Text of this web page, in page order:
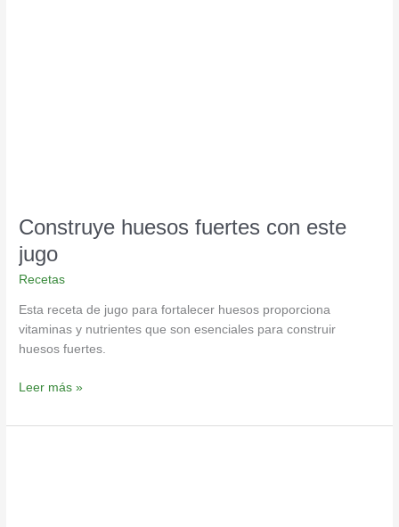
Construye huesos fuertes con este
jugo
Recetas
Esta receta de jugo para fortalecer huesos proporciona
vitaminas y nutrientes que son esenciales para construir
huesos fuertes.
Leer más »